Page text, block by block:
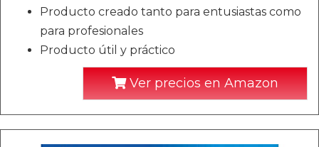
Producto creado tanto para entusiastas como
para profesionales
Producto útil y práctico
Ver precios en Amazon